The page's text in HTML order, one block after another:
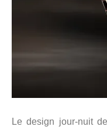
Le design jour-nuit